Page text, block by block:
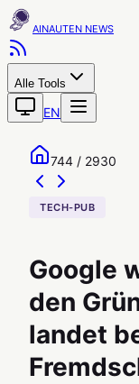
AINAUTEN
Alle Tools
EN
744 / 2930
TECH-PUB
Google
den
landet